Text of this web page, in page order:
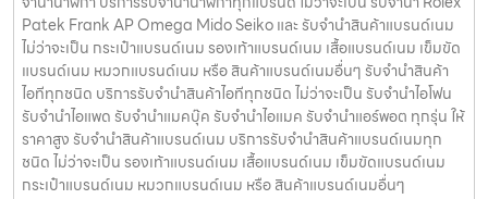
Patek Frank AP Omega Mido Seiko และ รับจำนำสินค้าแบรนด์เนม
ไม่ว่าจะเป็น กระเป๋าแบรนด์เนม รองเท้าแบรนด์เนม เสื้อแบรนด์เนม เข็มขัด
แบรนด์เนม หมวกแบรนด์เนม หรือ สินค้าแบรนด์เนมอื่นๆ รับจำนำสินค้า
ไอทีทุกชนิด บริการรับจำนำสินค้าไอทีทุกชนิด ไม่ว่าจะเป็น รับจำนำไอโฟน
รับจำนำไอแพด รับจำนำแมคบุ๊ค รับจำนำไอแมค รับจำนำแอร์พอต ทุกรุ่น ให้
ราคาสูง รับจำนำสินค้าแบรนด์เนม บริการรับจำนำสินค้าแบรนด์เนมทุก
ชนิด ไม่ว่าจะเป็น รองเท้าแบรนด์เนม เสื้อแบรนด์เนม เข็มขัดแบรนด์เนม
กระเป๋าแบรนด์เนม หมวกแบรนด์เนม หรือ สินค้าแบรนด์เนมอื่นๆ